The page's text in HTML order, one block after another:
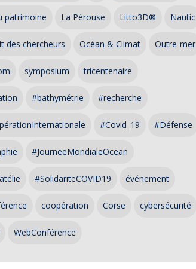
patrimoine La Pérouse Litto3D® Nautic
des chercheurs Océan & Climat Outre-mer
symposium tricentenaire
#bathymétrie #recherche
#Covid_19 #Défense
#JourneeMondialeOcean
#SolidariteCOVID19 événement
coopération Corse cybersécurité
WebConférence